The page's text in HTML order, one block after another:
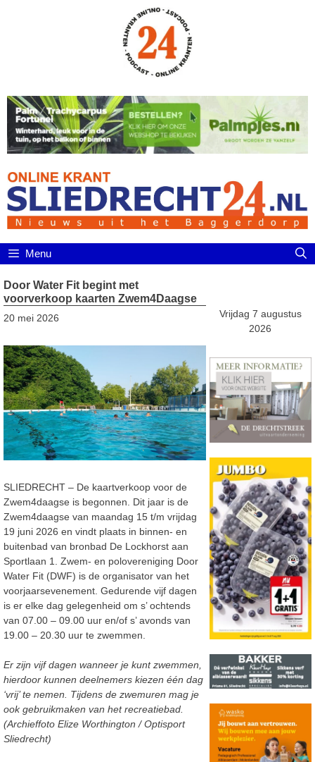
Menu
Door Water Fit begint met
voorverkoop kaarten Zwem4Daagse
20 mei 2026
SLIEDRECHT – De kaartverkoop voor de
Zwem4daagse is begonnen. Dit jaar is de
Zwem4daagse van maandag 15 t/m vrijdag
19 juni 2026 en vindt plaats in binnen- en
buitenbad van bronbad De Lockhorst aan
Sportlaan 1. Zwem- en polovereniging Door
Water Fit (DWF) is de organisator van het
voorjaarsevenement. Gedurende vijf dagen
is er elke dag gelegenheid om s’ ochtends
van 07.00 – 09.00 uur en/of s’ avonds van
19.00 – 20.30 uur te zwemmen.
Er zijn vijf dagen wanneer je kunt zwemmen,
hierdoor kunnen deelnemers kiezen één dag
‘vrij’ te nemen. Tijdens de zwemuren mag je
ook gebruikmaken van het recreatiebad.
(Archieffoto Elize Worthington / Optisport
Sliedrecht)
Vrijdag 7 augustus
2026